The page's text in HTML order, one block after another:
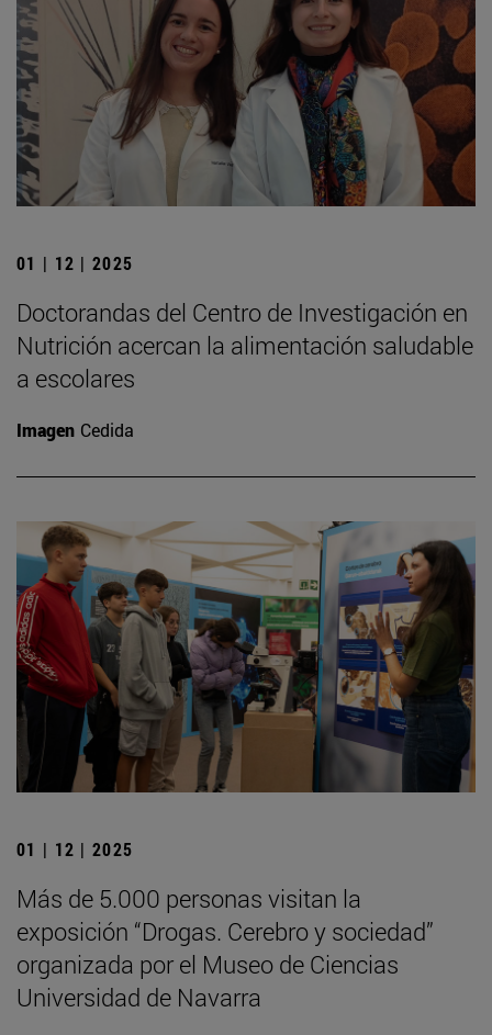
01 | 12 | 2025
Doctorandas del Centro de Investigación en
Nutrición acercan la alimentación saludable
a escolares
Imagen Cedida
01 | 12 | 2025
Más de 5.000 personas visitan la
exposición “Drogas. Cerebro y sociedad”
organizada por el Museo de Ciencias
Universidad de Navarra